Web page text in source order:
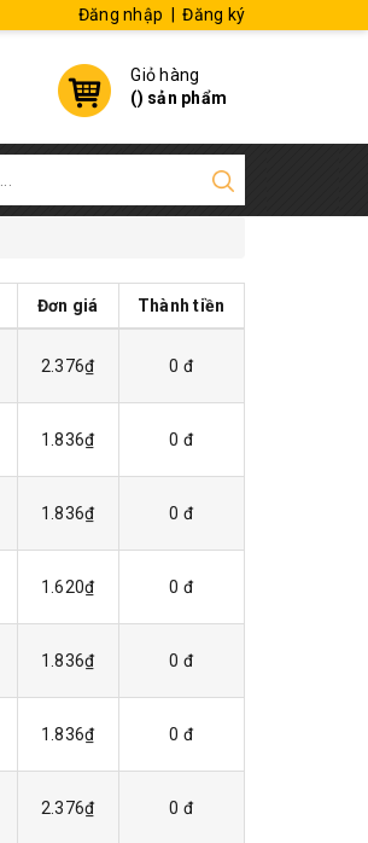
Đăng nhập Đăng ký
Giỏ hàng
() sản phẩm
Đơn giá Thành tiền
2.376₫ 0 đ
1.836₫ 0 đ
1.836₫ 0 đ
1.620₫ 0 đ
1.836₫ 0 đ
1.836₫ 0 đ
2.376₫ 0 đ